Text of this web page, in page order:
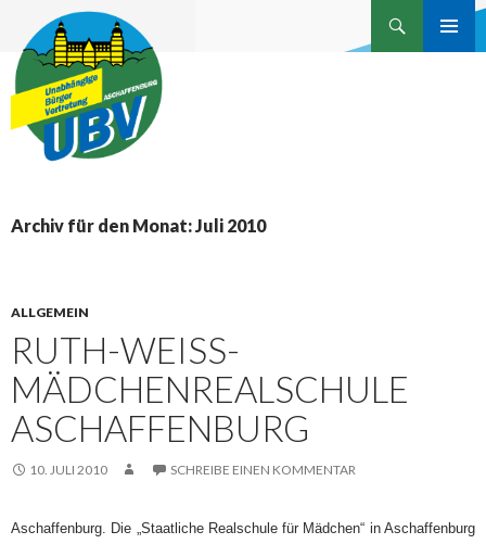
Unabhängige Bürgervertretung
Archiv für den Monat: Juli 2010
ALLGEMEIN
RUTH-WEISS-
MÄDCHENREALSCHULE
ASCHAFFENBURG
10. JULI 2010 SCHREIBE EINEN KOMMENTAR
Aschaffenburg. Die „Staatliche Realschule für Mädchen“ in Aschaffenburg